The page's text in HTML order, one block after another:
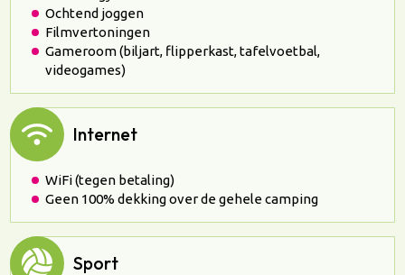
Ochtend joggen
Filmvertoningen
Gameroom (biljart, flipperkast, tafelvoetbal,
videogames)
Internet
WiFi (tegen betaling)
Geen 100% dekking over de gehele camping
Sport